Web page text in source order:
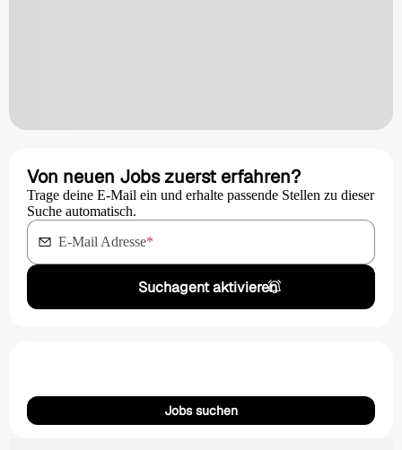
Von neuen Jobs zuerst erfahren?
Trage deine E-Mail ein und erhalte passende Stellen zu dieser
Suche automatisch.
E-Mail Adresse*
Suchagent aktivieren
Jobs suchen